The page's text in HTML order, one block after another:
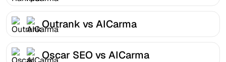
Outrank vs AICarma
Oscar SEO vs AICarma